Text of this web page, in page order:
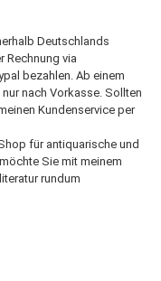
Deutschlands
Rechnung via
bezahlen. Ab einem
nach Vorkasse. Sollten
Kundenservice per
für antiquarische und
Sie mit meinem
rundum